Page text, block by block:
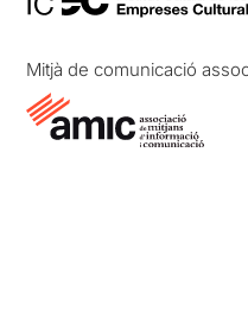
Mitjà de comunicació